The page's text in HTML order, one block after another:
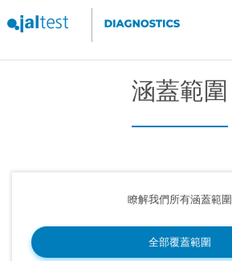
涵蓋範圍
瞭解我們所有涵蓋範圍
全部覆蓋範圍